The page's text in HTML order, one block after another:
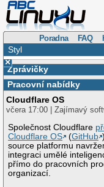
Poradna FAQ
Styl
×
Zprávičky
Pracovní nabídky
Cloudflare OS
včera 17:00 | Zajímavý
Společnost Cloudflare
Cloudflare OS
(GitHub
source platformu
integraci umělé
přímo do pracovních
organizací.